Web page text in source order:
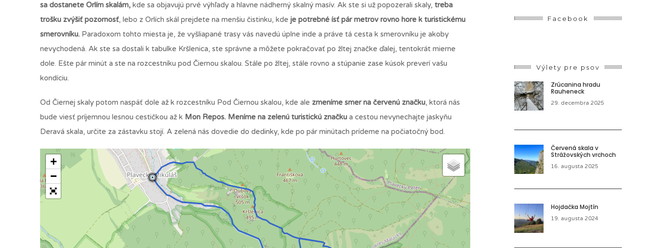
sa dostanete Orlím skalám, kde sa objavujú prvé výhľady a hlavne nádherný skalný masív. Ak ste si už popozerali skaly, treba
trošku zvýšiť pozornosť, lebo z Orlích skál prejdete na menšiu čistinku, kde je potrebné ísť pár metrov rovno hore k turistickému
smerovníku. Paradoxom tohto miesta je, že vyšliapané trasy vás navedú úplne inde a práve tá cesta k smerovníku je akoby
nevychodená. Ak ste sa dostali k tabulke Kršlenica, ste správne a môžete pokračovať po žltej značke ďalej, tentokrát mierne
dole. Ešte pár minút a ste na rozcestníku pod Čiernou skalou. Stále po žltej, stále rovno a stúpanie zase kúsok preverí vašu
kondíciu.
Od Čiernej skaly potom naspäť dole až k rozcestníku Pod Čiernou skalou, kde ale zmeníme smer na červenú značku, ktorá nás
bude viesť príjemnou lesnou cestičkou až k Mon Repos. Meníme na zelenú turistickú značku a cestou nevynechajte jaskyňu
Deravá skala, určite za zástavku stojí. A zelená nás dovedie do dedinky, kde po pár minútach prídeme na počiatočný bod.
+
−
Facebook
Výlety pre psov
Zrúcanina hradu
Rauheneck
29. decembra 2025
Červená skala v
Strážovských vrchoch
16. augusta 2025
Hojdačka Mojtín
19. augusta 2024